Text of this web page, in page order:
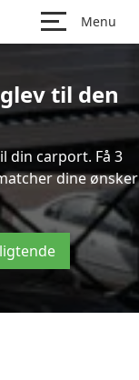
Menu
til den
din carport. Få 3
dine ønsker